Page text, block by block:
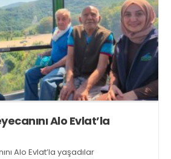
Alo Evlat’la
Alo Evlat’la yaşadılar